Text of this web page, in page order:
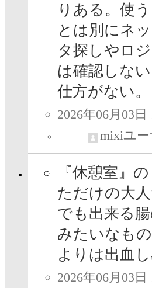
りある。使
とは別にネ
タ探しやロ
は確認しな
仕方がない。
2026年06月03日
mixiユー
『休憩室』
ただけの大
でも出来る腸
みたいなも
よりは出血し
2026年06月03日